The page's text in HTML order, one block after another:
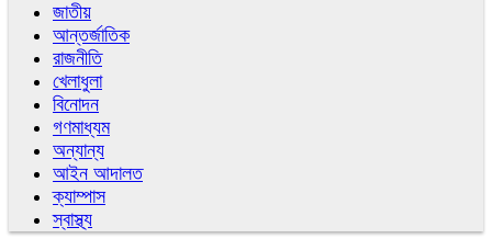
জাতীয়
আন্তর্জাতিক
রাজনীতি
খেলাধুলা
বিনোদন
গণমাধ্যম
অন্যান্য
আইন আদালত
ক্যাম্পাস
স্বাস্থ্য